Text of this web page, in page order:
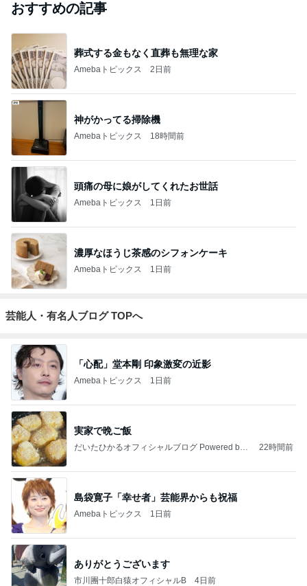
おすすめの記事
葬式する金もなく直葬も無理な家
Amebaトピックス 2日前
神がかってる掃除機
Amebaトピックス 18時間前
頭痛の母に娘がしてくれたお世話
Amebaトピックス 1日前
濃厚なほうじ茶感のシフォンケーキ
Amebaトピックス 1日前
芸能人・有名人ブログ TOPへ
「心配」堂本剛 印象激変の近影
Amebaトピックス 1日前
実家で晩ご飯
だいたひかるオフィシャルブログ Powered by
22時間前
島袋寛子「幸せ者」芸能界からも祝福
Amebaトピックス 1日前
ありがとうございます
市川團十郎白猿オフィシャルB 4日前